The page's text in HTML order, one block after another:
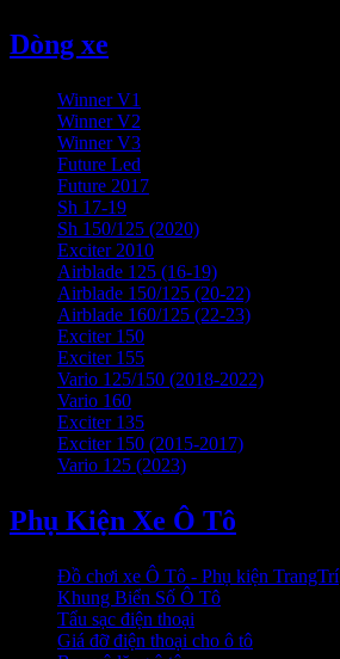
Dòng xe
Winner V1
Winner V2
Winner V3
Future Led
Future 2017
Sh 17-19
Sh 150/125 (2020)
Exciter 2010
Airblade 125 (16-19)
Airblade 150/125 (20-22)
Airblade 160/125 (22-23)
Exciter 150
Exciter 155
Vario 125/150 (2018-2022)
Vario 160
Exciter 135
Exciter 150 (2015-2017)
Vario 125 (2023)
Phụ Kiện Xe Ô Tô
Đồ chơi xe Ô Tô - Phụ kiện TrangTrí
Khung Biển Số Ô Tô
Tẩu sạc điện thoại
Giá đỡ điện thoại cho ô tô